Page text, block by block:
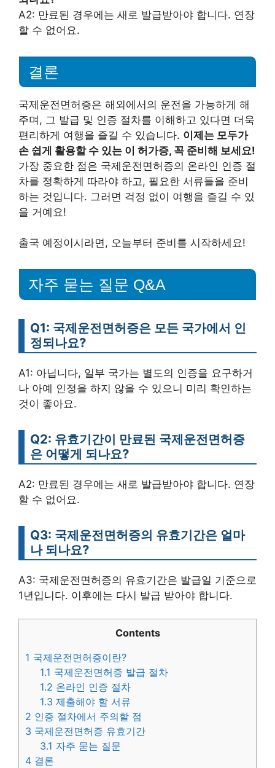
A2: 만료된 경우에는 새로 발급받아야 합니다. 연장
할 수 없어요.
결론
국제운전면허증은 해외에서의 운전을 가능하게 해
주며, 그 발급 및 인증 절차를 이해하고 있다면 더욱
편리하게 여행을 즐길 수 있습니다. 이제는 모두가
손 쉽게 활용할 수 있는 이 허가증, 꼭 준비해 보세요!
가장 중요한 점은 국제운전면허증의 온라인 인증 절
차를 정확하게 따라야 하고, 필요한 서류들을 준비
하는 것입니다. 그러면 걱정 없이 여행을 즐길 수 있
을 거예요!
출국 예정이시라면, 오늘부터 준비를 시작하세요!
자주 묻는 질문 Q&A
Q1: 국제운전면허증은 모든 국가에서 인
정되나요?
A1: 아닙니다, 일부 국가는 별도의 인증을 요구하거
나 아예 인정을 하지 않을 수 있으니 미리 확인하는
것이 좋아요.
Q2: 유효기간이 만료된 국제운전면허증
은 어떻게 되나요?
A2: 만료된 경우에는 새로 발급받아야 합니다. 연장
할 수 없어요.
Q3: 국제운전면허증의 유효기간은 얼마
나 되나요?
A3: 국제운전면허증의 유효기간은 발급일 기준으로
1년입니다. 이후에는 다시 발급 받아야 합니다.
Contents
1 국제운전면허증이란?
1.1 국제운전면허증 발급 절차
1.2 온라인 인증 절차
1.3 제출해야 할 서류
2 인증 절차에서 주의할 점
3 국제운전면허증 유효기간
3.1 자주 묻는 질문
4 결론